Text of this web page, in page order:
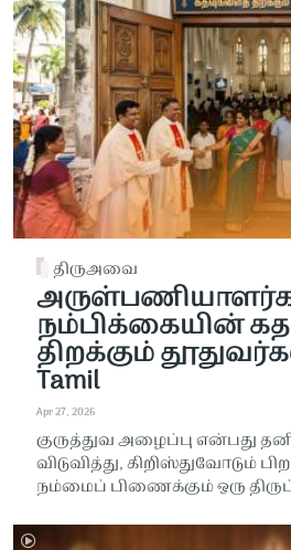
திருஅவை
நம்பிக்கையின்
திறக்கும்
Tamil
Apr 27, 2026
குருத்துவ அழைப்பு என்பது
விடுவித்து, கிறிஸ்துவோடும்
நம்மைப் பிணைக்கும் ஒரு